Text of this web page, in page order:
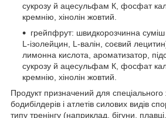
сукрозу й ацесульфам К, фосфат
кремнію, хінолін жовтий.
грейпфрут: швидкорозчинна
L-ізолейцин, L-валін, соєвий
лимонна кислота, ароматизатор,
сукрозу й ацесульфам К, фосфат
кремнію, хінолін жовтий.
Продукт призначений для спеціального
бодибілдерів і атлетів силових видів
типу тренінгу (наприклад, бігуни,